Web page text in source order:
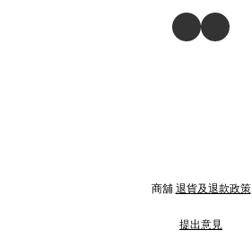
商舖 退貨及退款政策
提出意見